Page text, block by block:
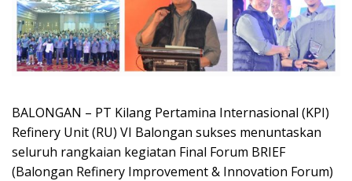
BALONGAN – PT Kilang Pertamina Internasional (KPI)
Refinery Unit (RU) VI Balongan sukses menuntaskan
seluruh rangkaian kegiatan Final Forum BRIEF
(Balongan Refinery Improvement & Innovation Forum)